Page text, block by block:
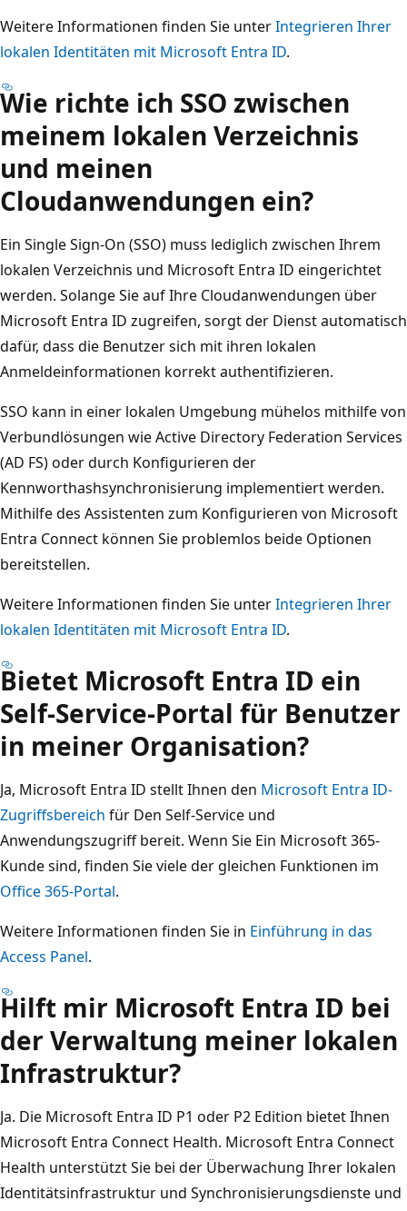
Weitere Informationen finden Sie unterIntegrieren Ihrer
lokalen Identitäten mit Microsoft Entra ID.
Wie richte ich SSO zwischen
meinem lokalen Verzeichnis
und meinen
Cloudanwendungen ein?
Ein Single Sign-On (SSO) muss lediglich zwischen Ihrem
lokalen Verzeichnis und Microsoft Entra ID eingerichtet
werden. Solange Sie auf Ihre Cloudanwendungen über
Microsoft Entra ID zugreifen, sorgt der Dienst automatisch
dafür, dass die Benutzer sich mit ihren lokalen
Anmeldeinformationen korrekt authentifizieren.
SSO kann in einer lokalen Umgebung mühelos mithilfe von
Verbundlösungen wie Active Directory Federation Services
(AD FS) oder durch Konfigurieren der
Kennworthashsynchronisierung implementiert werden.
Mithilfe des Assistenten zum Konfigurieren von Microsoft
Entra Connect können Sie problemlos beide Optionen
bereitstellen.
Weitere Informationen finden Sie unterIntegrieren Ihrer
lokalen Identitäten mit Microsoft Entra ID.
Bietet Microsoft Entra ID ein
Self-Service-Portal für Benutzer
in meiner Organisation?
Ja, Microsoft Entra ID stellt Ihnen den Microsoft Entra ID-
Zugriffsbereich für Den Self-Service und
Anwendungszugriff bereit. Wenn Sie Ein Microsoft 365-
Kunde sind, finden Sie viele der gleichen Funktionen im
Office 365-Portal.
Weitere Informationen finden Sie in Einführung in das
Access Panel.
Hilft mir Microsoft Entra ID bei
der Verwaltung meiner lokalen
Infrastruktur?
Ja. Die Microsoft Entra ID P1 oder P2 Edition bietet Ihnen
Microsoft Entra Connect Health. Microsoft Entra Connect
Health unterstützt Sie bei der Überwachung Ihrer lokalen
Identitätsinfrastruktur und Synchronisierungsdienste und